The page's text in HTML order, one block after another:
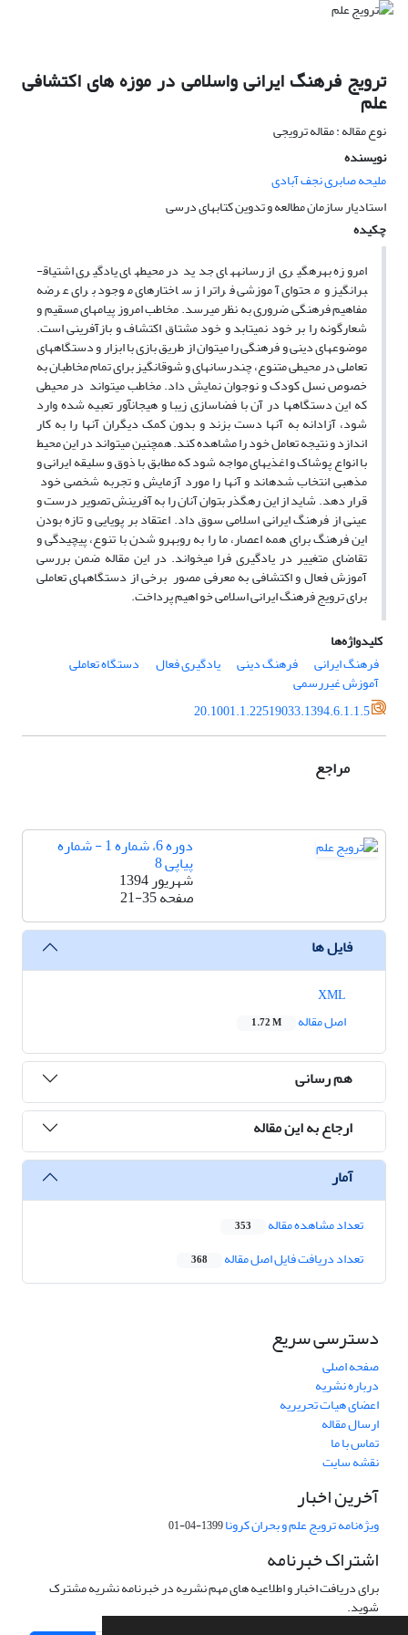
ترویج فرهنگ ایرانی واسلامی در موزه های اکتشافی
علم
نوع مقاله : مقاله ترویجی
نویسنده
ملیحه صابری نجف آبادی
استادیار سازمان مطالعه و تدوین کتابهای درسی
چکیده
امروزه بهره­گیری از رسانه­های جدید در محیط­های یادگیری اشتیاق­
برانگیز و محتوای آموزشی فراتر از ساختارهای موجود برای عرضه
مفاهیم فرهنگی ضروری به نظر می­رسد. مخاطب امروز پیام­های مسقیم و
شعارگونه را بر خود نمی­تابد و خود مشتاق اکتشاف و بازآفرینی است.
موضوع­های دینی و فرهنگی را می­توان از طریق بازی با ابزار و دستگاه­های
تعاملی در محیطی متنوع، چندرسانه­ای و شوق­انگیز برای تمام مخاطبان به
خصوص نسل کودک و نوجوان نمایش داد. مخاطب می­تواند در محیطی
که این دستگاه­ها در آن با فضا­سازی زیبا و هیجان­آور تعبیه شده وارد
شود، آزادانه به آنها دست بزند و بدون کمک دیگران آنها را به کار
اندازد و نتیجه تعامل خود را مشاهده کند. همچنین می­تواند در این محیط
با انواع پوشاک و اغذیه­ای مواجه شود که مطابق با ذوق و سلیقه ایرانی و
مذهبی انتخاب شده­اند و آنها را مورد آزمایش و تجربه شخصی خود
قرار دهد. شاید از این رهگذر بتوان آنان را به آفرینش تصویر درست و
عینی از فرهنگ ایرانی اسلامی سوق داد. اعتقاد بر پویایی و تازه بودن
این فرهنگ برای همه اعصار، ما را به روبه­رو شدن با تنوع، پیچیدگی و
تقاضای متغییر در یادگیری فرا می­خواند. در این مقاله ضمن بررسی
آموزش فعال و اکتشافی به معرفی مصور برخی از دستگاه­های تعاملی
برای ترویج فرهنگ ایرانی اسلامی خو اهیم پرداخت.
کلیدواژه‌ها
فرهنگ ایرانی
فرهنگ دینی یادگیری فعال دستگاه تعاملی
آموزش غیررسمی
20.1001.1.22519033.1394.6.1.1.5
مراجع
دوره 6، شماره 1 - شماره
پیاپی 8
شهریور 1394
صفحه21-35
فایل ها
اصل مقاله
1.72 M
هم رسانی
ارجاع به این مقاله
آمار
تعداد مشاهده مقاله 353
تعداد دریافت فایل اصل مقاله 368
دسترسی سریع
صفحه اصلی
درباره نشریه
اعضای هیات تحریریه
ارسال مقاله
تماس با ما
نقشه سایت
آخرین اخبار
ویژه‌نامه ترویج علم و بحران کرونا1399-04-01
اشتراک خبرنامه
برای دریافت اخبار و اطلاعیه های مهم نشریه در خبرنامه نشریه مشترک
شوید.